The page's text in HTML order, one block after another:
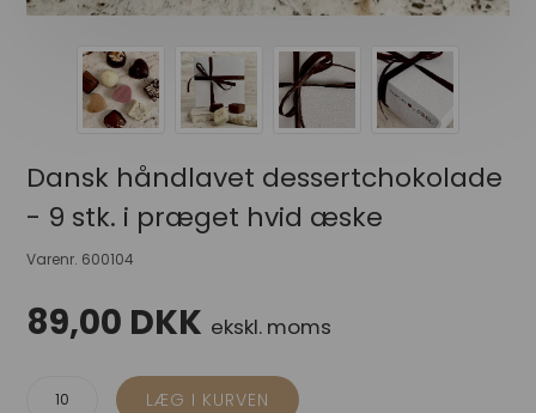
Dansk håndlavet dessertchokolade
- 9 stk. i præget hvid æske
Varenr. 600104
89,00 DKK ekskl. moms